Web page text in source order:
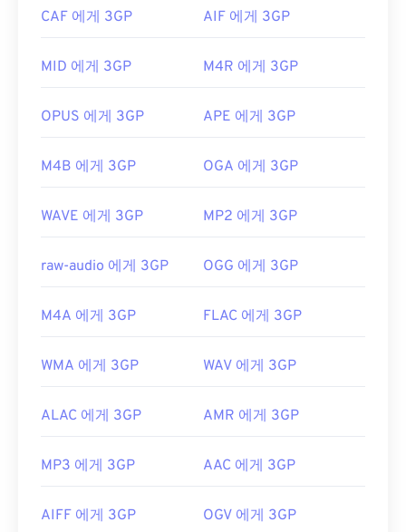
개발자: Apple Inc.
유용한 링크:
https://developer.apple.com/library/archive/
니다. AutoGK가
그 예입니다. 모바일이 아닌 환경에
로변환하세요.
유용한 링크:
https://www.3gpp.org/
CAF 에게 3GP AIF 에게 3GP
MID 에게 3GP M4R 에게 3GP
OPUS 에게 3GP APE 에게 3GP
M4B 에게 3GP OGA 에게 3GP
WAVE 에게 3GP MP2 에게 3GP
raw-audio 에게 3GP OGG 에게 3GP
M4A 에게 3GP FLAC 에게 3GP
WMA 에게 3GP WAV 에게 3GP
ALAC 에게 3GP AMR 에게 3GP
MP3 에게 3GP AAC 에게 3GP
AIFF 에게 3GP OGV 에게 3GP